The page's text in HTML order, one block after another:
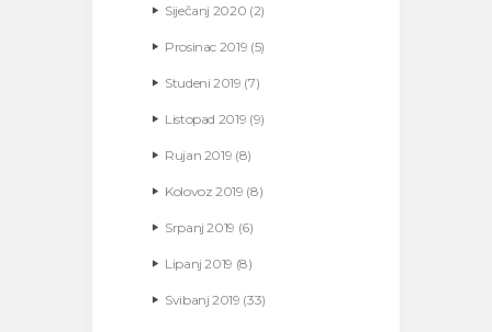
Siječanj 2020 (2)
Prosinac 2019 (5)
Studeni2019 (7)
Listopad 2019 (9)
Rujan 2019 (8)
Kolovoz2019 (8)
Srpanj2019 (6)
Lipanj2019 (8)
Svibanj2019 (33)